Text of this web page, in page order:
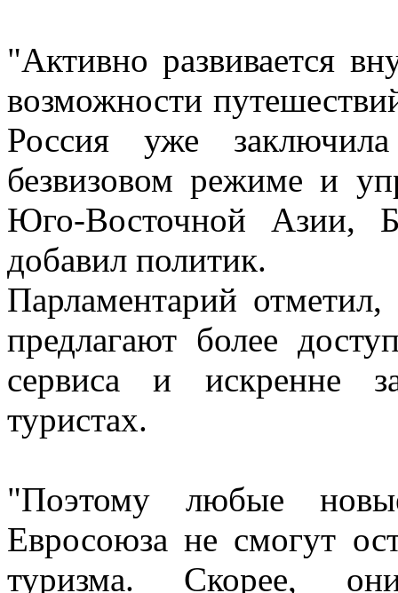
"Активно развивается
возможности
Россия уже
безвизовом режиме и
Юго-Восточной Азии,
добавил политик.
Парламентарий
предлагают более
сервиса и искренне
туристах.
"Поэтому любые
Евросоюза не смогут
туризма. Скорее,